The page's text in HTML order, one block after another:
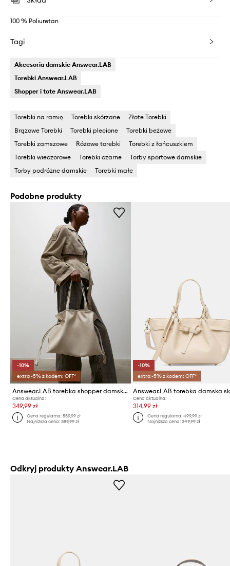
100 % Poliuretan
Tagi
Akcesoria damskie Answear.LAB
Torebki Answear.LAB
Shopper i tote Answear.LAB
Torebki na ramię Torebki skórzane
Złote Torebki
Brązowe Torebki
Torebki plecione
Torebki beżowe
Torebki zamszowe
Różowe torebki
Torebki z łańcuszkiem
Torebki wieczorowe
Torebki czarne
Torby sportowe damskie
Torby podróżne damskie
Torebki małe
Podobne produkty
-10%
extra -5% z kodem: OFF*
Answear.LAB torebka shopper damska skórzana
Cena aktualna:
349,99 zł
Cena regularna:559,99 zł
Najniższa cena:389,99 zł
-10%
extra -5% z kodem: OFF*
Cena aktualna:
314,99 zł
Cena regularna: 499,99 zł
Najniższa cena: 349,99 zł
Odkryj produkty Answear.LAB